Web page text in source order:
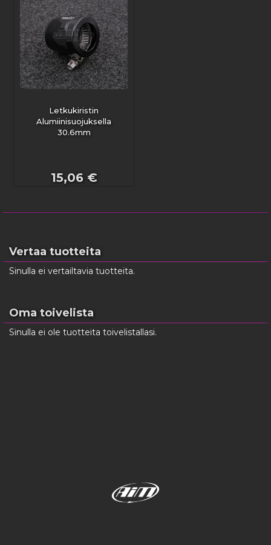
Letkukiristin
Alumiinisuojuksella
30.6mm
15,06 €
Vertaa tuotteita
Sinulla ei vertailtavia tuotteita.
Oma toivelista
Sinulla ei ole tuotteita toivelistallasi.